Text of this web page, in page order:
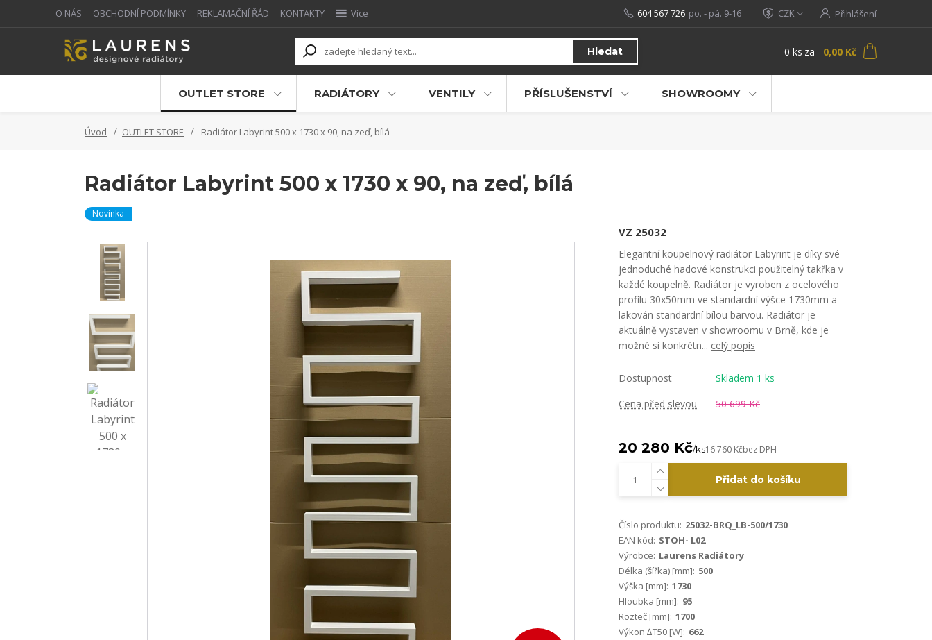
O NÁS OBCHODNÍ PODMÍNKY REKLAMAČNÍ ŘÁD KONTAKTY Více CZK Přihlášení
Hledat
604 567 726 po. - pá. 9-16
0 ks za 0,00 Kč
OUTLET STORE RADIÁTORY VENTILY PŘÍSLUŠENSTVÍ SHOWROOMY
Úvod OUTLET STORE Radiátor Labyrint 500 x 1730 x 90, na zeď, bílá
Radiátor Labyrint 500 x 1730 x 90, na zeď, bílá
Novinka
VZ 25032
Elegantní koupelnový radiátor Labyrint je díky své
jednoduché hadové konstrukci použitelný takřka v
každé koupelně. Radiátor je vyroben z ocelového
profilu 30x50mm ve standardní výšce 1730mm a
lakován standardní bílou barvou. Radiátor je
aktuálně vystaven v showroomu v Brně, kde je
možné si konkrétn... celý popis
Dostupnost
Skladem 1 ks
Cena před slevou
50 699 Kč
20 280 Kč/ks16 760 Kčbez DPH
Přidat do košíku
Číslo produktu: 25032-BRQ_LB-500/1730
EAN kód: STOH- L02
Výrobce: Laurens Radiátory
Délka (šířka) [mm]: 500
Výška [mm]: 1730
Hloubka [mm]: 95
Rozteč [mm]: 1700
Výkon ∆T50 [W]: 662